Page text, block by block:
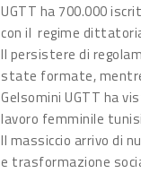
UGTT ha 700.000
con il regime
Il persistere di
state formate, mentre
Gelsomini UGTT ha
lavoro femminile
Il massiccio arrivo di
e trasformazione